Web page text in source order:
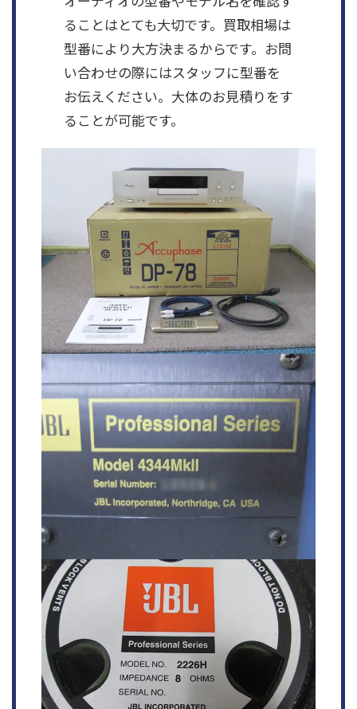
ることはとても大切です。買取相場は
型番により大方決まるからです。お問
い合わせの際にはスタッフに型番を
お伝えください。大体のお見積りをす
ることが可能です。